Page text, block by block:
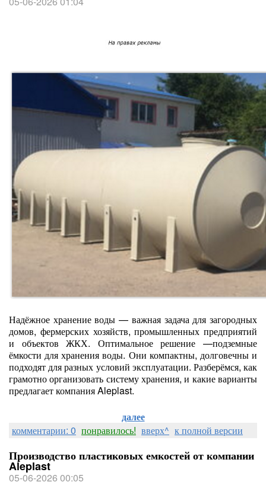
Надёжное хранение воды — важная задача для загородных
домов, фермерских хозяйств, промышленных предприятий
и объектов ЖКХ. Оптимальное решение —подземные
ёмкости для хранения воды. Они компактны, долговечны и
подходят для разных условий эксплуатации. Разберёмся, как
грамотно организовать систему хранения, и какие варианты
предлагает компания Aleplast.
далее
комментарии: 0 понравилось! вверх^ к полной версии
Производство пластиковых емкостей от компании
Aleplast
05-06-2026 00:05